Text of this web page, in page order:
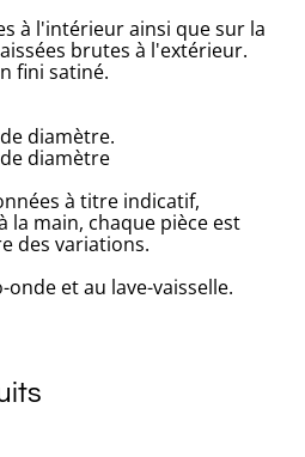
à l'intérieur ainsi que sur la
brutes à l'extérieur.
fini satiné.
diamètre.
diamètre
à titre indicatif,
la main, chaque pièce est
des variations.
onde et au lave-vaisselle.